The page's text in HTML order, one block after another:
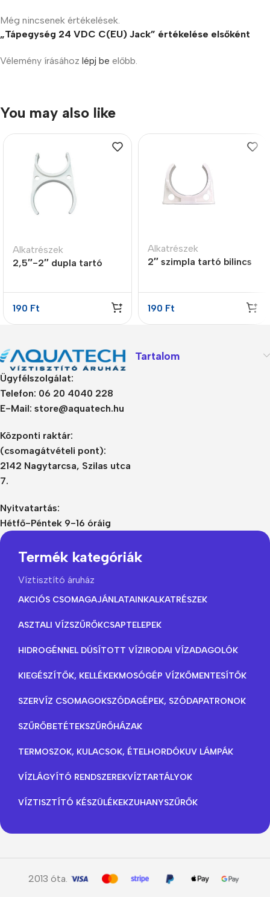
Még nincsenek értékelések.
„Tápegység 24 VDC C(EU) Jack” értékelése elsőként
Vélemény írásához lépj be előbb.
You may also like
Alkatrészek
2,5″-2″ dupla tartó
190 Ft
Alkatrészek
2″ szimpla tartó bilincs
190 Ft
Ügyfélszolgálat:
Telefon: 06 20 4040 228
E-Mail: store@aquatech.hu
Központi raktár:
(csomagátvételi pont):
2142 Nagytarcsa, Szilas utca
7.
Nyitvatartás:
Hétfő-Péntek 9-16 óráig
Tartalom
Termék kategóriák
Víztisztító áruház
AKCIÓS CSOMAGAJÁNLATAINKALKATRÉSZEK
ASZTALI VÍZSZŰRŐKCSAPTELEPEK
HIDROGÉNNEL DÚSÍTOTT VÍZIRODAI VÍZADAGOLÓK
KIEGÉSZÍTŐK, KELLÉKEKMOSÓGÉP VÍZKŐMENTESÍTŐK
SZERVÍZ CSOMAGOKSZÓDAGÉPEK, SZÓDAPATRONOK
SZŰRŐBETÉTEKSZŰRŐHÁZAK
TERMOSZOK, KULACSOK, ÉTELHORDÓKUV LÁMPÁK
VÍZLÁGYÍTÓ RENDSZEREKVÍZTARTÁLYOK
VÍZTISZTÍTÓ KÉSZÜLÉKEKZUHANYSZŰRŐK
2013 óta.